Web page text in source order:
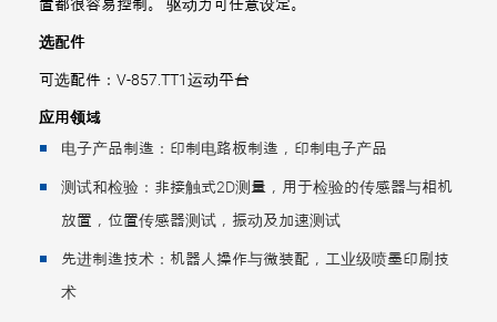
置都很容易控制。 驱动力可任意设定。
选配件
可选配件：V-857.TT1运动平台
应用领域
电子产品制造：印制电路板制造，印制电子产品
测试和检验：非接触式2D测量，用于检验的传感器与相机
放置，位置传感器测试，振动及加速测试
先进制造技术：机器人操作与微装配，工业级喷墨印刷技
术